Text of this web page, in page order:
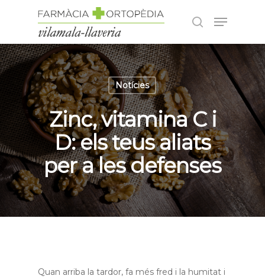
Pulsa Enter per cercar o ESC per tancar
Notícies
Zinc, vitamina C i
D: els teus aliats
per a les defenses
Quan arriba la tardor, fa més fred i la humitat i